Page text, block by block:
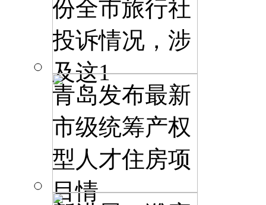
份全市旅行社
投诉情况，涉
及这1
青岛发布最新
市级统筹产权
型人才住房项
目情